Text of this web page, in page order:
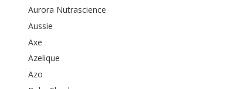
Aurora Nutrascience
Aussie
Axe
Azelique
Azo